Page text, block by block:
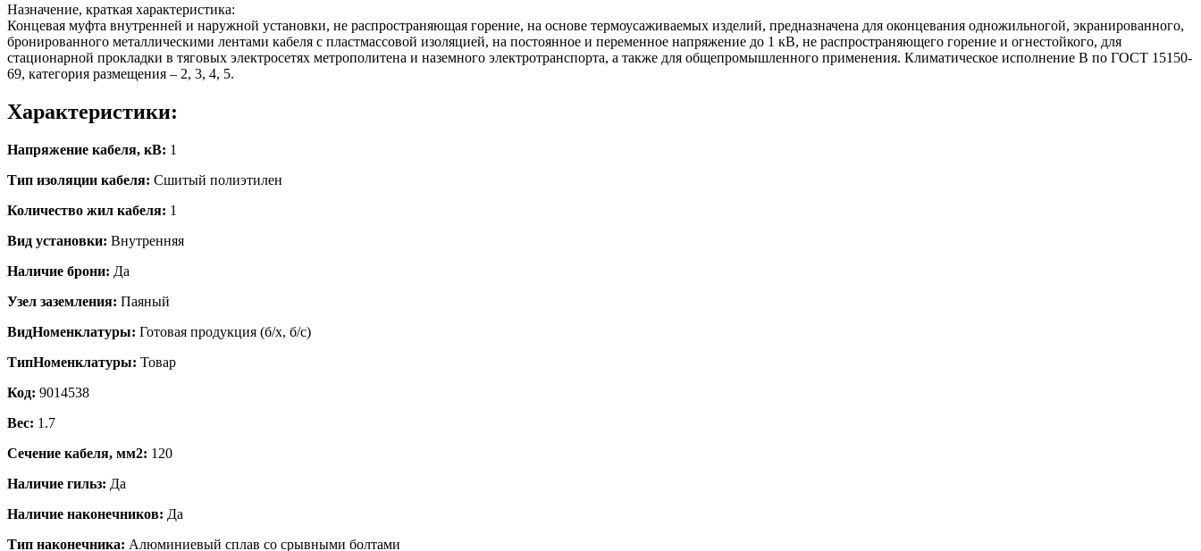
Назначение, краткая характеристика:
Концевая муфта внутренней и наружной установки, не распространяющая горение, на основе термоусаживаемых изделий, предназначена для оконцевания одножильногой, экранированного,
бронированного металлическими лентами кабеля с пластмассовой изоляцией, на постоянное и переменное напряжение до 1 кВ, не распространяющего горение и огнестойкого, для
стационарной прокладки в тяговых электросетях метрополитена и наземного электротранспорта, а также для общепромышленного применения. Климатическое исполнение В по ГОСТ 15150-
69, категория размещения – 2, 3, 4, 5.
Характеристики:
Напряжение кабеля, кВ: 1
Тип изоляции кабеля: Сшитый полиэтилен
Количество жил кабеля: 1
Вид установки: Внутренняя
Наличие брони: Да
Узел заземления: Паяный
ВидНоменклатуры: Готовая продукция (б/х, б/с)
ТипНоменклатуры: Товар
Код: 9014538
Вес: 1.7
Сечение кабеля, мм2: 120
Наличие гильз: Да
Наличие наконечников: Да
Тип наконечника: Алюминиевый сплав со срывными болтами